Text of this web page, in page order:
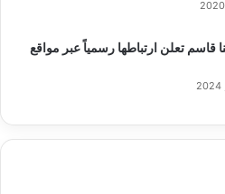
قاسم تعلن ارتباطها رسمياً عبر مواقع